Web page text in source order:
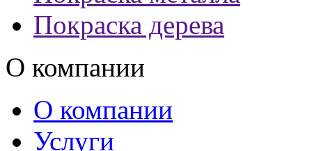
Покраска дерева
О компании
О компании
Услуги